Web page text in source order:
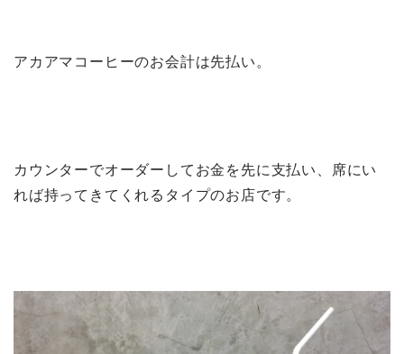
アカアマコーヒーのお会計は先払い。
カウンターでオーダーしてお金を先に支払い、席にい
れば持ってきてくれるタイプのお店です。